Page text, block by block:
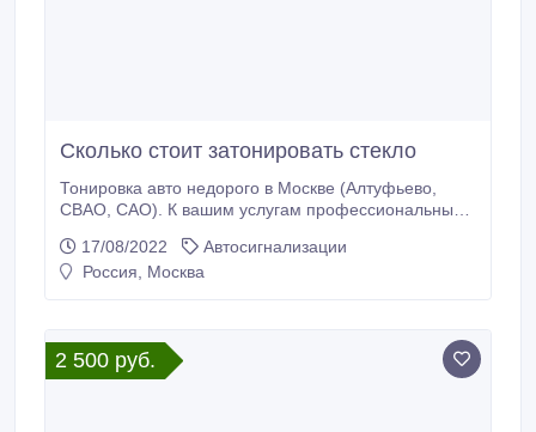
Сколько стоит затонировать стекло
Тонировка авто недорого в Москве (Алтуфьево,
СВАО, САО). К вашим услугам профессиональные
затонировать заднее стекло и боковые стекла.
Работаем по ГОСТу. Услуги автотонировки любой
Опель, Ауди, Мерседес, БМВ, Лада, Ваз, Тойота,
Нива и т.
17/08/2022
Автосигнализации
Россия, Москва
2 500 руб.